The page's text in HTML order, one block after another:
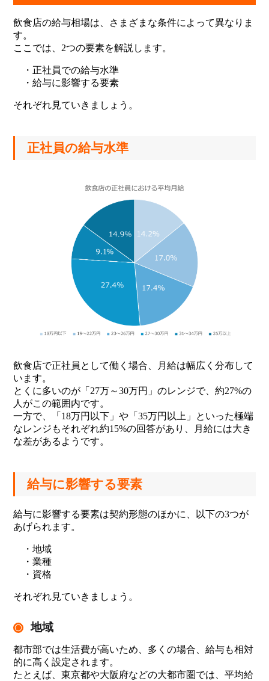
飲食店の給与相場は、さまざまな条件によって異なりま
す。
ここでは、2つの要素を解説します。
・正社員での給与水準
・給与に影響する要素
それぞれ見ていきましょう。
正社員の給与水準
飲食店で正社員として働く場合、月給は幅広く分布して
います。
とくに多いのが「27万～30万円」のレンジで、約27%の
人がこの範囲内です。
一方で、「18万円以下」や「35万円以上」といった極端
なレンジもそれぞれ約15%の回答があり、月給には大き
な差があるようです。
給与に影響する要素
給与に影響する要素は契約形態のほかに、以下の3つが
あげられます。
・地域
・業種
・資格
それぞれ見ていきましょう。
地域
都市部では生活費が高いため、多くの場合、給与も相対
的に高く設定されます。
たとえば、東京都や大阪府などの大都市圏では、平均給